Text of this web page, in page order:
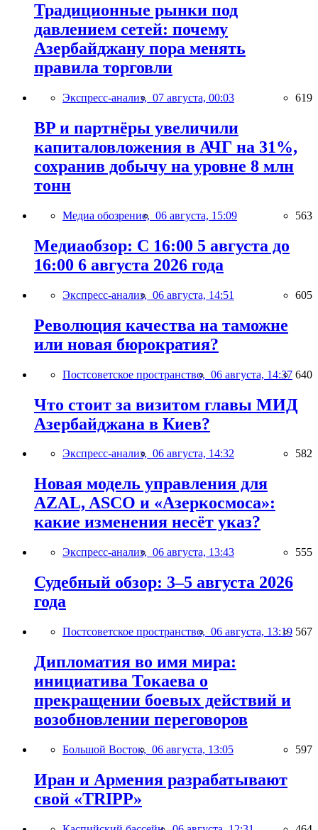
Традиционные рынки под
давлением сетей: почему
Азербайджану пора менять
правила торговли
Экспресс-анализ, 07 августа, 00:03 619
BP и партнёры увеличили
капиталовложения в АЧГ на 31%,
сохранив добычу на уровне 8 млн
тонн
Медиа обозрение, 06 августа, 15:09 563
Медиаобзор: С 16:00 5 августа до
16:00 6 августа 2026 года
Экспресс-анализ, 06 августа, 14:51 605
Революция качества на таможне
или новая бюрократия?
Постсоветское пространство, 06 августа, 14:37 640
Что стоит за визитом главы МИД
Азербайджана в Киев?
Экспресс-анализ, 06 августа, 14:32 582
Новая модель управления для
AZAL, ASCO и «Азеркосмоса»:
какие изменения несёт указ?
Экспресс-анализ, 06 августа, 13:43 555
Судебный обзор: 3–5 августа 2026
года
Постсоветское пространство, 06 августа, 13:19 567
Дипломатия во имя мира:
инициатива Токаева о
прекращении боевых действий и
возобновлении переговоров
Большой Восток, 06 августа, 13:05 597
Иран и Армения разрабатывают
свой «TRIPP»